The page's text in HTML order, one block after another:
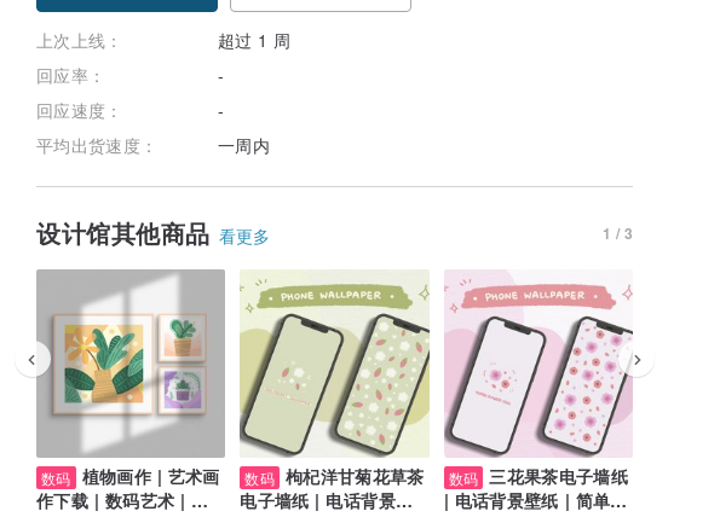
上次上线：
超过 1 周
回应率：
-
回应速度：
-
平均出货速度：
一周内
设计馆其他商品 看更多 1 / 3
数码 植物画作 | 艺术画
作下载 | 数码艺术 | 即
数码 枸杞洋甘菊花草茶
电子墙纸 | 电话背景壁
数码 三花果茶电子墙纸
| 电话背景壁纸 | 简单壁